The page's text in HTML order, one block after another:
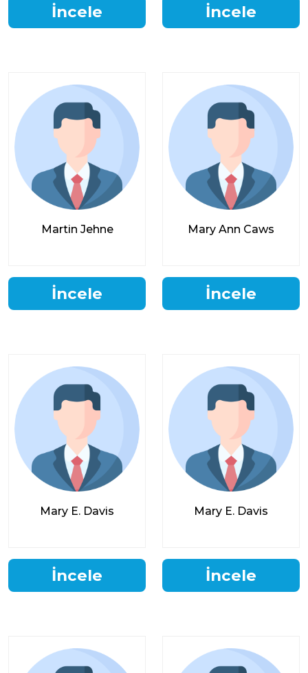
İncele İncele
Martin Jehne
İncele
Mary Ann Caws
İncele
Mary E. Davis
İncele
Mary E. Davis
İncele